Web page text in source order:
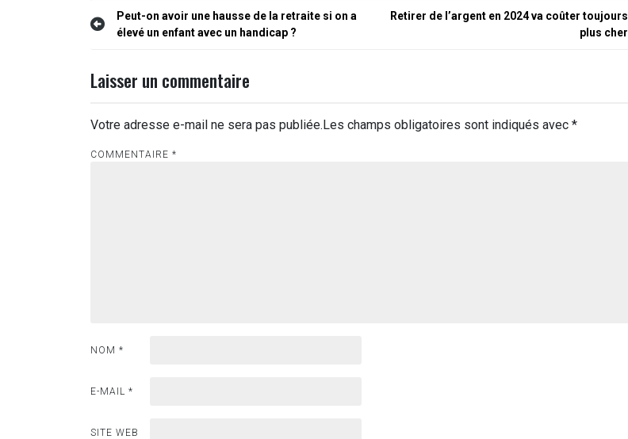
Navigation
l’article
Peut-on avoir une hausse de la retraite si on a
élevé un enfant avec un handicap ?
Retirer de l’argent en 2024 va coûter toujours
plus cher
Laisser un commentaire
Votre adresse e-mail ne sera pas publiée.Les champs obligatoires sont indiqués avec *
COMMENTAIRE *
NOM *
E-MAIL *
SITE WEB